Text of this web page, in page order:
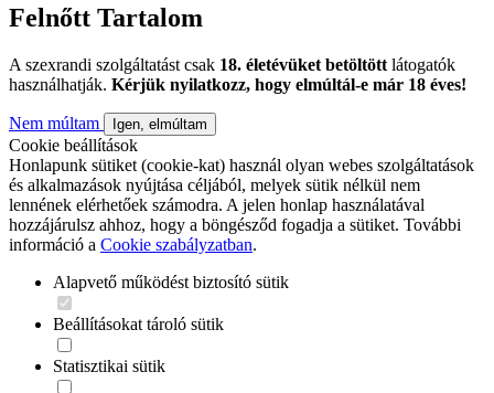
Felnőtt Tartalom
A szexrandi szolgáltatást csak 18. életévüket betöltött látogatók
használhatják. Kérjük nyilatkozz, hogy elmúltál-e már 18 éves!
Nem múltam Igen, elmúltam
Cookie beállítások
Honlapunk sütiket (cookie-kat) használ olyan webes szolgáltatások
és alkalmazások nyújtása céljából, melyek sütik nélkül nem
lennének elérhetőek számodra. A jelen honlap használatával
hozzájárulsz ahhoz, hogy a böngésződ fogadja a sütiket. További
információ a Cookie szabályzatban.
Alapvető működést biztosító sütik
Beállításokat tároló sütik
Statisztikai sütik